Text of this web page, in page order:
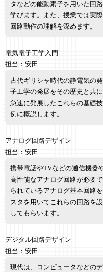
タなどの能動素子を用いた回
学びます。また、授業では実
回路動作の理解を深めます。
電気電子工学入門
担当：安田
古代ギリシャ時代の静電気の
子工学の発展をその歴史と共
急速に発展したこれらの基礎
例に概説します。
アナログ回路デザイン
担当：安田
携帯電話やTVなどの通信機器
高性能なアナログ回路が必要
られているアナログ基本回路
スタを用いてこれらの回路を
してもらいます。
デジタル回路デザイン
担当：安田
現代は、コンピュータなどの